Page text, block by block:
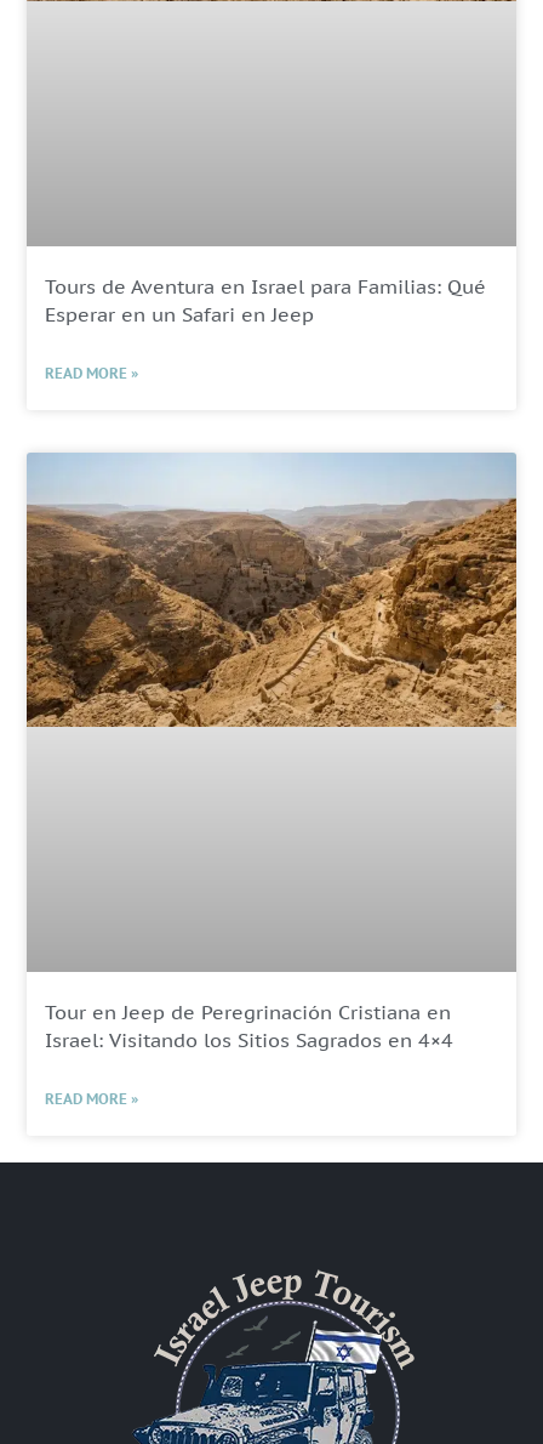
Tours de Aventura en Israel para Familias: Qué
Esperar en un Safari en Jeep
READ MORE »
Tour en Jeep de Peregrinación Cristiana en
Israel: Visitando los Sitios Sagrados en 4×4
READ MORE »